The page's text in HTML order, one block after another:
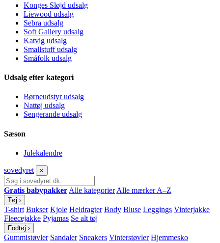
Konges Sløjd udsalg
Liewood udsalg
Sebra udsalg
Soft Gallery udsalg
Katvig udsalg
Smallstuff udsalg
Småfolk udsalg
Udsalg efter kategori
Børneudstyr udsalg
Nattøj udsalg
Sengerande udsalg
Sæson
Julekalendre
sovedyret ×
Gratis babypakker Alle kategorier Alle mærker A–Z
Tøj ›
T-shirt Bukser Kjole Heldragter Body Bluse Leggings Vinterjakke
Fleecejakke Pyjamas Se alt tøj
Fodtøj ›
Gummistøvler Sandaler Sneakers Vinterstøvler Hjemmesko